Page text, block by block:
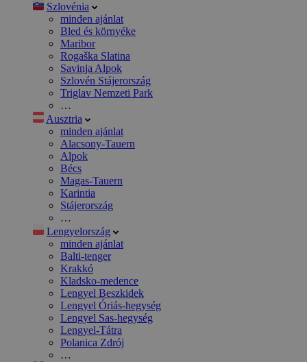
Szlovénia
minden ajánlat
Bled és környéke
Maribor
Rogaška Slatina
Savinja Alpok
Szlovén Stájerország
Triglav Nemzeti Park
…
Ausztria
minden ajánlat
Alacsony-Tauern
Alpok
Bécs
Magas-Tauern
Karintia
Stájerország
…
Lengyelország
minden ajánlat
Balti-tenger
Krakkó
Kladsko-medence
Lengyel Beszkidek
Lengyel Óriás-hegység
Lengyel Sas-hegység
Lengyel-Tátra
Polanica Zdrój
…